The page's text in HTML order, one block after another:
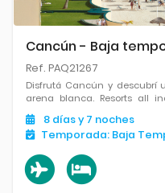
Cancún - Baja
Ref. PAQ21267
Disfrutá Cancún y descubrí
arena blanca. Resorts all
equilibrio perfecto entre relax
más elegidos del Caribe.
8 díasy 7 noches
Temporada: Baja